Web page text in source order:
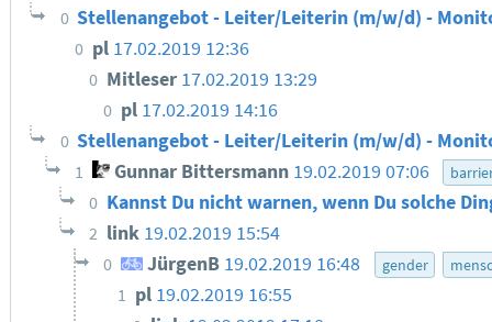
0 Stellenangebot - Leiter/Leiterin (m/w/d) -
0 pl 17.02.2019 12:36
0 Mitleser 17.02.2019 13:29
0 pl 17.02.2019 14:16
0 Stellenangebot - Leiter/Leiterin (m/w/d) -
1 Gunnar Bittersmann 19.02.2019 07:06
0 Kannst Du nicht warnen, wenn Du solche
2 link 19.02.2019 15:54
0 JürgenB 19.02.2019 16:48 gender
1 pl 19.02.2019 16:55